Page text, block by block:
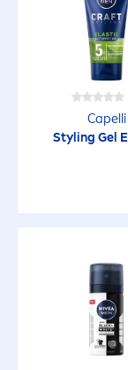
Silicone
FATTORE DI
Capelli
Styling Gel